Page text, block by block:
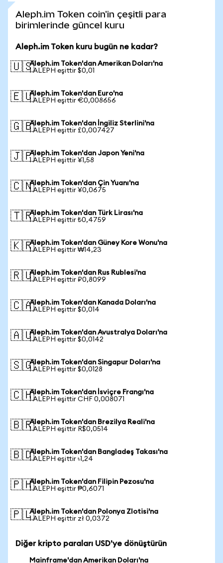
Aleph.im Token coin'in çeşitli para
birimlerinde güncel kuru
Aleph.im Token kuru bugün ne kadar?
🇺🇸Aleph.im Token'dan Amerikan Doları'na
1 ALEPH eşittir $0,01
🇪🇺Aleph.im Token'dan Euro'na
1 ALEPH eşittir €0,008656
🇬🇧Aleph.im Token'dan İngiliz Sterlini'na
1 ALEPH eşittir £0,007427
🇯🇵Aleph.im Token'dan Japon Yeni'na
1 ALEPH eşittir ¥1,58
🇨🇳Aleph.im Token'dan Çin Yuanı'na
1 ALEPH eşittir ¥0,0675
🇹🇷Aleph.im Token'dan Türk Lirası'na
1 ALEPH eşittir ₺0,4759
🇰🇷Aleph.im Token'dan Güney Kore Wonu'na
1 ALEPH eşittir ₩14,23
🇷🇺Aleph.im Token'dan Rus Rublesi'na
1 ALEPH eşittir ₽0,8099
🇨🇦Aleph.im Token'dan Kanada Doları'na
1 ALEPH eşittir $0,014
🇦🇺Aleph.im Token'dan Avustralya Doları'na
1 ALEPH eşittir $0,0142
🇸🇬Aleph.im Token'dan Singapur Doları'na
1 ALEPH eşittir $0,0128
🇨🇭Aleph.im Token'dan İsviçre Frangı'na
1 ALEPH eşittir CHF 0,008071
🇧🇷Aleph.im Token'dan Brezilya Reali'na
1 ALEPH eşittir R$0,0514
🇧🇩Aleph.im Token'dan Bangladeş Takası'na
1 ALEPH eşittir ৳1,24
🇵🇭Aleph.im Token'dan Filipin Pezosu'na
1 ALEPH eşittir ₱0,6071
🇵🇱Aleph.im Token'dan Polonya Zlotisi'na
1 ALEPH eşittir zł 0,0372
Diğer kripto paraları USD'ye dönüştürün
Mainframe'dan Amerikan Doları'na